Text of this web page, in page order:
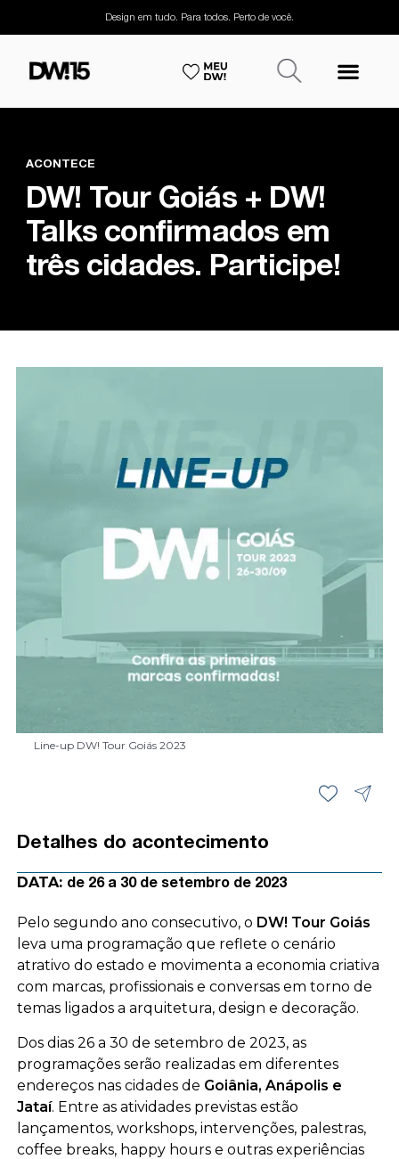
Design em tudo. Para todos. Perto de você.
ACONTECE
DW! Tour Goiás + DW!
Talks confirmados em
três cidades. Participe!
Line-up DW! Tour Goiás 2023
Detalhes do acontecimento
DATA: de 26 a 30 de setembro de 2023
Pelo segundo ano consecutivo, o DW! Tour Goiás
leva uma programação que reflete o cenário
atrativo do estado e movimenta a economia criativa
com marcas, profissionais e conversas em torno de
temas ligados a arquitetura, design e decoração.
Dos dias 26 a 30 de setembro de 2023, as
programações serão realizadas em diferentes
endereços nas cidades de Goiânia, Anápolis e
Jataí. Entre as atividades previstas estão
lançamentos, workshops, intervenções, palestras,
coffee breaks, happy hours e outras experiências